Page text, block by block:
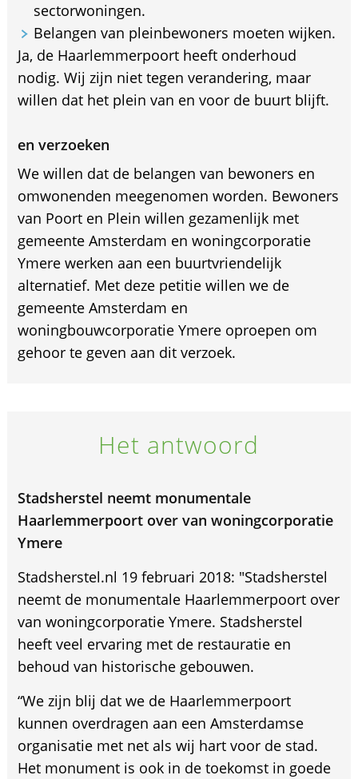
sectorwoningen.
Belangen van pleinbewoners moeten wijken.
Ja, de Haarlemmerpoort heeft onderhoud
nodig. Wij zijn niet tegen verandering, maar
willen dat het plein van en voor de buurt blijft.
en verzoeken
We willen dat de belangen van bewoners en
omwonenden meegenomen worden. Bewoners
van Poort en Plein willen gezamenlijk met
gemeente Amsterdam en woningcorporatie
Ymere werken aan een buurtvriendelijk
alternatief. Met deze petitie willen we de
gemeente Amsterdam en
woningbouwcorporatie Ymere oproepen om
gehoor te geven aan dit verzoek.
Het antwoord
Stadsherstel neemt monumentale
Haarlemmerpoort over van woningcorporatie
Ymere
Stadsherstel.nl 19 februari 2018: "Stadsherstel
neemt de monumentale Haarlemmerpoort over
van woningcorporatie Ymere. Stadsherstel
heeft veel ervaring met de restauratie en
behoud van historische gebouwen.
“We zijn blij dat we de Haarlemmerpoort
kunnen overdragen aan een Amsterdamse
organisatie met net als wij hart voor de stad.
Het monument is ook in de toekomst in goede